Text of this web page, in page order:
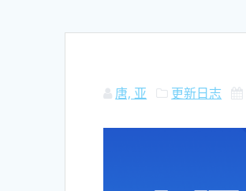
唐, 亚 更新日志